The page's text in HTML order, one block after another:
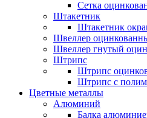
Сетка
Штакетник
Штакетник
Швеллер
Швеллер гнутый
Штрипс
Штрипс
Штрипс с
Цветные металлы
Алюминий
Балка